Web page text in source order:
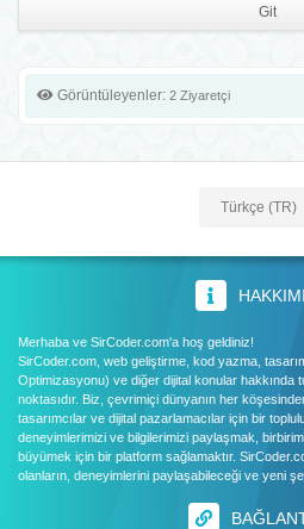
Görüntüleyenler: 2 Ziyaretçi
Merhaba ve SirCoder.com'a hoş geldiniz!
SirCoder.com, web geliştirme, kod yazma,
Optimizasyonu) ve diğer dijital konular hakkında
noktasıdır. Biz, çevrimiçi dünyanın her
tasarımcılar ve dijital pazarlamacılar için bir
deneyimlerimizi ve bilgilerimizi paylaşmak,
büyümek için bir platform sağlamaktır.
olanların, deneyimlerini paylaşabileceği ve yeni